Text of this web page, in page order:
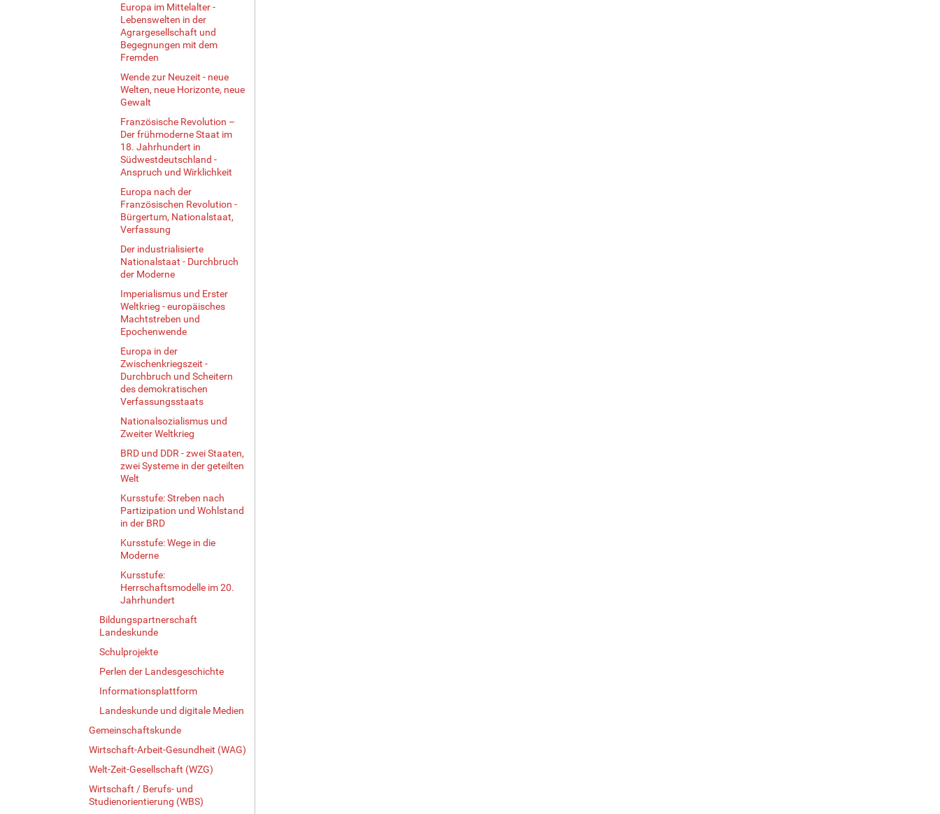
Europa im Mittelalter -
Lebenswelten in der
Agrargesellschaft und
Begegnungen mit dem
Fremden
Wende zur Neuzeit - neue
Welten, neue Horizonte, neue
Gewalt
Französische Revolution –
Der frühmoderne Staat im
18. Jahrhundert in
Südwestdeutschland -
Anspruch und Wirklichkeit
Europa nach der
Französischen Revolution -
Bürgertum, Nationalstaat,
Verfassung
Der industrialisierte
Nationalstaat - Durchbruch
der Moderne
Imperialismus und Erster
Weltkrieg - europäisches
Machtstreben und
Epochenwende
Europa in der
Zwischenkriegszeit -
Durchbruch und Scheitern
des demokratischen
Verfassungsstaats
Nationalsozialismus und
Zweiter Weltkrieg
BRD und DDR - zwei Staaten,
zwei Systeme in der geteilten
Welt
Kursstufe: Streben nach
Partizipation und Wohlstand
in der BRD
Kursstufe: Wege in die
Moderne
Kursstufe:
Herrschaftsmodelle im 20.
Jahrhundert
Bildungspartnerschaft
Landeskunde
Schulprojekte
Perlen der Landesgeschichte
Informationsplattform
Landeskunde und digitale Medien
Gemeinschaftskunde
Wirtschaft-Arbeit-Gesundheit (WAG)
Welt-Zeit-Gesellschaft (WZG)
Wirtschaft / Berufs- und
Studienorientierung (WBS)